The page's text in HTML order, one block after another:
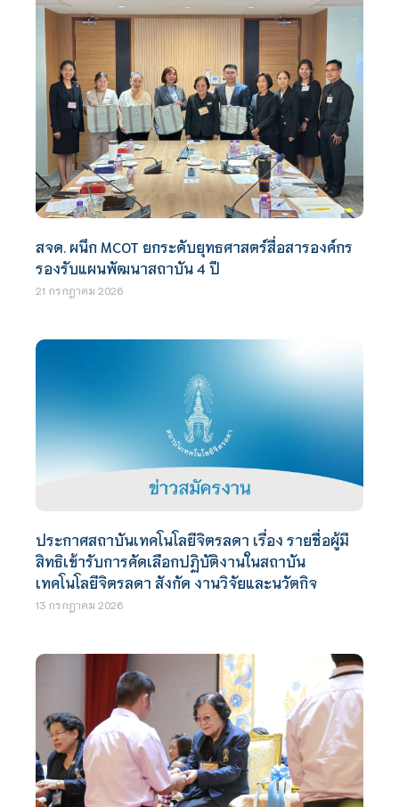
สจด. ผนึก MCOT ยกระดับยุทธศาสตร์สื่อสารองค์กร
รองรับแผนพัฒนาสถาบัน 4 ปี
21 กรกฎาคม 2026
ประกาศสถาบันเทคโนโลยีจิตรลดา เรื่อง รายชื่อผู้มี
สิทธิเข้ารับการคัดเลือกปฏิบัติงานในสถาบัน
เทคโนโลยีจิตรลดา สังกัด งานวิจัยและนวัตกิจ
13 กรกฎาคม 2026